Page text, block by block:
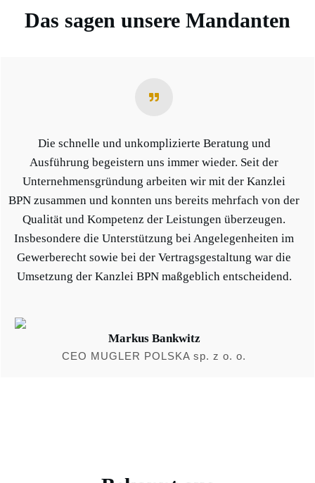
Das sagen unsere Mandanten
Die schnelle und unkomplizierte Beratung und
Ausführung begeistern uns immer wieder. Seit der
Unternehmensgründung arbeiten wir mit der Kanzlei
BPN zusammen und konnten uns bereits mehrfach von der
Qualität und Kompetenz der Leistungen überzeugen.
Insbesondere die Unterstützung bei Angelegenheiten im
Gewerberecht sowie bei der Vertragsgestaltung war die
Umsetzung der Kanzlei BPN maßgeblich entscheidend.
Markus Bankwitz
CEO MUGLER POLSKA sp. z o. o.